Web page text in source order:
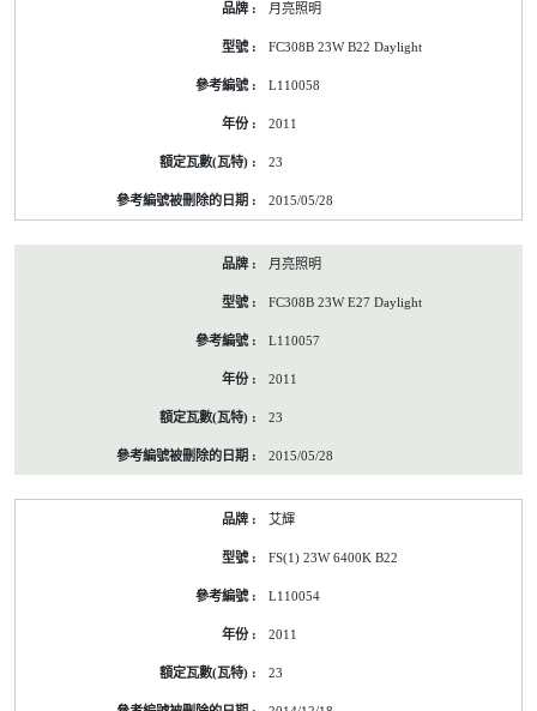
月亮照明
FC308B 23W B22 Daylight
L110058
2011
23
2015/05/28
月亮照明
FC308B 23W E27 Daylight
L110057
2011
23
2015/05/28
艾輝
FS(1) 23W 6400K B22
L110054
2011
23